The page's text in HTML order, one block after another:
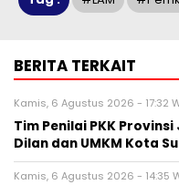
BERITA TERKAIT
Kamis, 6 Agustus 2026 - 17:32
Tim Penilai PKK
Dilan dan UMKM Kota
Kamis, 6 Agustus 2026 - 14:35